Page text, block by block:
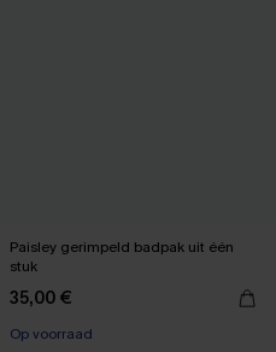
Paisley gerimpeld badpak uit één
stuk
35,00 €
Op voorraad